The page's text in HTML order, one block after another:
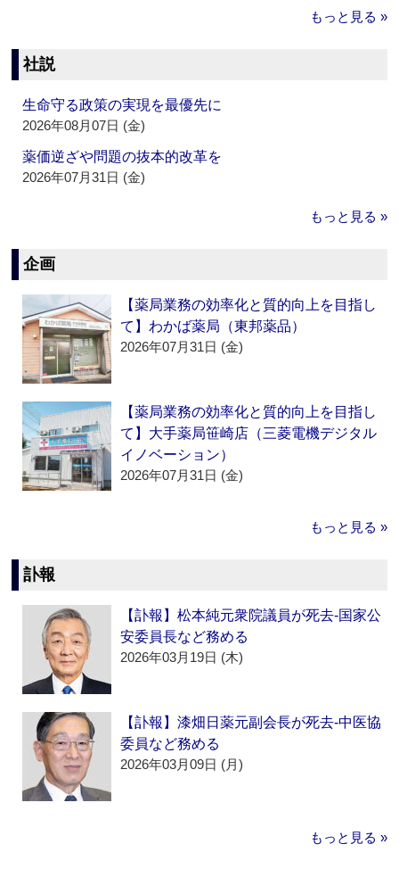
もっと見る »
社説
生命守る政策の実現を最優先に
2026年08月07日 (金)
薬価逆ざや問題の抜本的改革を
2026年07月31日 (金)
もっと見る »
企画
【薬局業務の効率化と質的向上を目指し
て】わかば薬局（東邦薬品）
2026年07月31日 (金)
【薬局業務の効率化と質的向上を目指し
て】大手薬局笹崎店（三菱電機デジタル
イノベーション）
2026年07月31日 (金)
もっと見る »
訃報
【訃報】松本純元衆院議員が死去‐国家公
安委員長など務める
2026年03月19日 (木)
【訃報】漆畑日薬元副会長が死去‐中医協
委員など務める
2026年03月09日 (月)
もっと見る »